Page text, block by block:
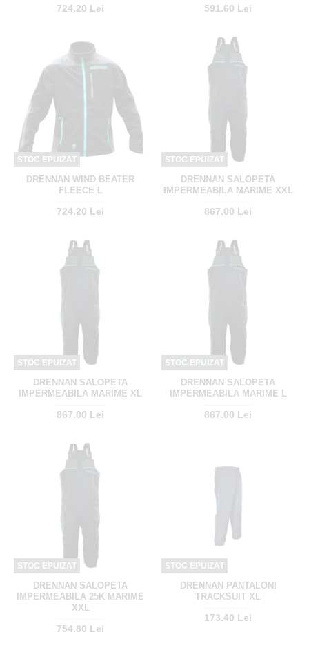
724.20 Lei 591.60 Lei
STOC EPUIZAT
DRENNAN WIND BEATER
FLEECE L
724.20 Lei
STOC EPUIZAT
DRENNAN SALOPETA
IMPERMEABILA MARIME XXL
867.00 Lei
STOC EPUIZAT
DRENNAN SALOPETA
IMPERMEABILA MARIME XL
867.00 Lei
STOC EPUIZAT
DRENNAN SALOPETA
IMPERMEABILA MARIME L
867.00 Lei
STOC EPUIZAT
DRENNAN SALOPETA
IMPERMEABILA 25K MARIME
XXL
754.80 Lei
STOC EPUIZAT
DRENNAN PANTALONI
TRACKSUIT XL
173.40 Lei